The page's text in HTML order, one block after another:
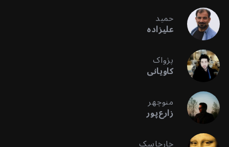
حمید
علیزاده
پژواک
کاویانی
منوچهر
زارع‌پور